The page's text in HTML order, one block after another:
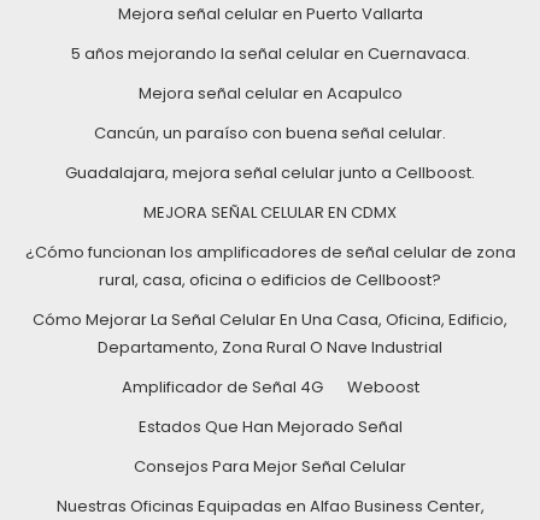
Mejora señal celular en Puerto Vallarta
5 años mejorando la señal celular en Cuernavaca.
Mejora señal celular en Acapulco
Cancún, un paraíso con buena señal celular.
Guadalajara, mejora señal celular junto a Cellboost.
MEJORA SEÑAL CELULAR EN CDMX
¿Cómo funcionan los amplificadores de señal celular de zona
rural, casa, oficina o edificios de Cellboost?
Cómo Mejorar La Señal Celular En Una Casa, Oficina, Edificio,
Departamento, Zona Rural O Nave Industrial
Amplificador de Señal 4G
Weboost
Estados Que Han Mejorado Señal
Consejos Para Mejor Señal Celular
Nuestras Oficinas Equipadas en Alfao Business Center,